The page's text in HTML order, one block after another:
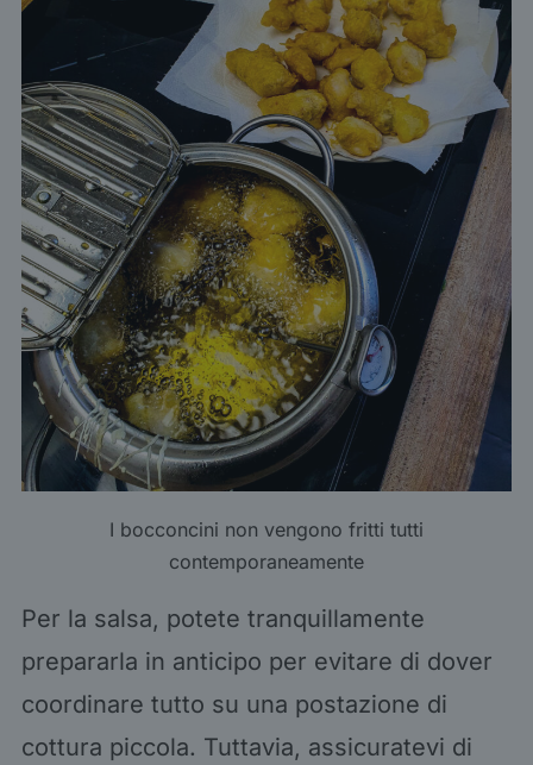
I bocconcini non vengono fritti tutti
contemporaneamente
Per la salsa, potete tranquillamente
prepararla in anticipo per evitare di dover
coordinare tutto su una postazione di
cottura piccola. Tuttavia, assicuratevi di